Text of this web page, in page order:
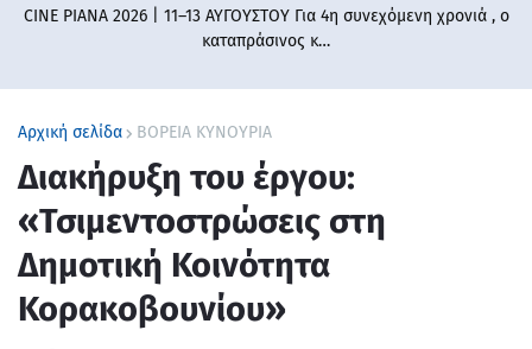
CINE PIANA 2026 | 11–13 ΑΥΓΟΥΣΤΟΥ Για 4η συνεχόμενη χρονιά , ο
καταπράσινος κ…
Αρχική σελίδα ΒΟΡΕΙΑ ΚΥΝΟΥΡΙΑ
Διακήρυξη του έργου:
«Τσιμεντοστρώσεις στη
Δημοτική Κοινότητα
Κορακοβουνίου»